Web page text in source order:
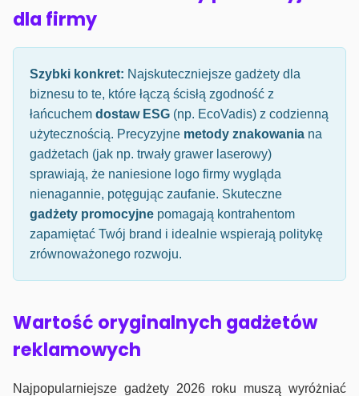
dla firmy
Szybki konkret: Najskuteczniejsze gadżety dla
biznesu to te, które łączą ścisłą zgodność z
łańcuchem dostaw ESG (np. EcoVadis) z codzienną
użytecznością. Precyzyjne metody znakowania na
gadżetach (jak np. trwały grawer laserowy)
sprawiają, że naniesione logo firmy wygląda
nienagannie, potęgując zaufanie. Skuteczne
gadżety promocyjne pomagają kontrahentom
zapamiętać Twój brand i idealnie wspierają politykę
zrównoważonego rozwoju.
Wartość oryginalnych gadżetów
reklamowych
Najpopularniejsze gadżety 2026 roku muszą wyróżniać